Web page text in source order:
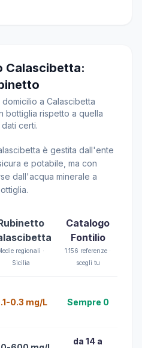
Calascibetta:
a Calascibetta
bottiglia rispetto a quella
certi.
è gestita dall'ente
e potabile, ma con
dall'acqua minerale a
regionali ·
Sicilia
Catalogo
Fontilio
1.156 referenze ·
scegli tu
0.3 mg/L Sempre 0
da 14 a